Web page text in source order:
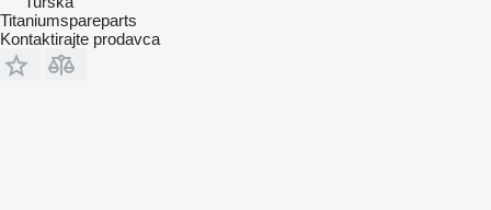
Titaniumspareparts
Kontaktirajte prodavca